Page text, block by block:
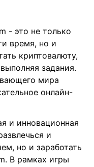
- это не только
время, но и
криптовалюту,
задания.
мира
онлайн-
и инновационная
и
но и заработать
В рамках игры